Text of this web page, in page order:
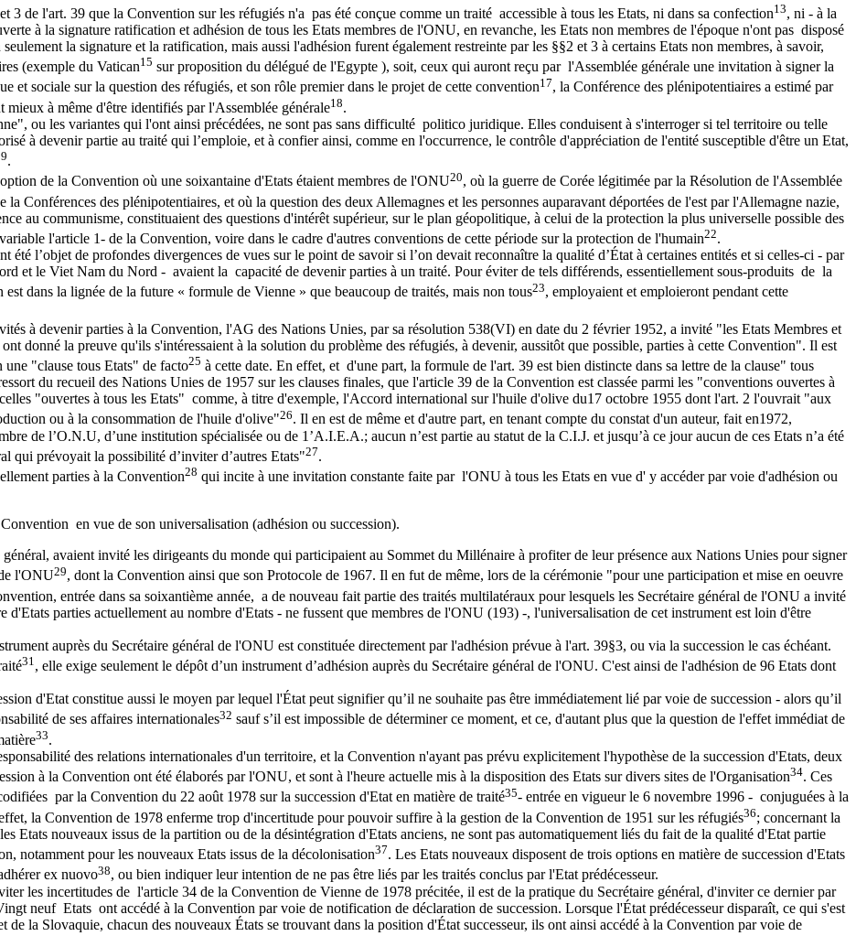
3 de l'art. 39 que la Convention sur les réfugiés n'a pas été conçue comme un traité accessible à tous les Etats, ni dans sa confection13, ni - à la
à la signature ratification et adhésion de tous les Etats membres de l'ONU, en revanche, les Etats non membres de l'époque n'ont pas disposé
la signature et la ratification, mais aussi l'adhésion furent également restreinte par les §§2 et 3 à certains Etats non membres, à savoir,
(exemple du Vatican15 sur proposition du délégué de l'Egypte ), soit, ceux qui auront reçu par l'Assemblée générale une invitation à signer la
et sociale sur la question des réfugiés, et son rôle premier dans le projet de cette convention17, la Conférence des plénipotentiaires a estimé par
à même d'être identifiés par l'Assemblée générale18.
ou les variantes qui l'ont ainsi précédées, ne sont pas sans difficulté politico juridique. Elles conduisent à s'interroger si tel territoire ou telle
à devenir partie au traité qui l’emploie, et à confier ainsi, comme en l'occurrence, le contrôle d'appréciation de l'entité susceptible d'être un Etat,
.
de la Convention où une soixantaine d'Etats étaient membres de l'ONU20, où la guerre de Corée légitimée par la Résolution de l'Assemblée
la Conférences des plénipotentiaires, et où la question des deux Allemagnes et les personnes auparavant déportées de l'est par l'Allemagne nazie,
au communisme, constituaient des questions d'intérêt supérieur, sur le plan géopolitique, à celui de la protection la plus universelle possible des
l'article 1- de la Convention, voire dans le cadre d'autres conventions de cette période sur la protection de l'humain22.
été l’objet de profondes divergences de vues sur le point de savoir si l’on devait reconnaître la qualité d’État à certaines entités et si celles-ci - par
et le Viet Nam du Nord - avaient la capacité de devenir parties à un traité. Pour éviter de tels différends, essentiellement sous-produits de la
dans la lignée de la future « formule de Vienne » que beaucoup de traités, mais non tous23, employaient et emploieront pendant cette
à devenir parties à la Convention, l'AG des Nations Unies, par sa résolution 538(VI) en date du 2 février 1952, a invité "les Etats Membres et
donné la preuve qu'ils s'intéressaient à la solution du problème des réfugiés, à devenir, aussitôt que possible, parties à cette Convention". Il est
"clause tous Etats" de facto25 à cette date. En effet, et d'une part, la formule de l'art. 39 est bien distincte dans sa lettre de la clause" tous
du recueil des Nations Unies de 1957 sur les clauses finales, que l'article 39 de la Convention est classée parmi les "conventions ouvertes à
"ouvertes à tous les Etats" comme, à titre d'exemple, l'Accord international sur l'huile d'olive du17 octobre 1955 dont l'art. 2 l'ouvrait "aux
ou à la consommation de l'huile d'olive"26. Il en est de même et d'autre part, en tenant compte du constat d'un auteur, fait en1972,
de l’O.N.U, d’une institution spécialisée ou de 1’A.I.E.A.; aucun n’est partie au statut de la C.I.J. et jusqu’à ce jour aucun de ces Etats n’a été
qui prévoyait la possibilité d’inviter d’autres Etats"27.
parties à la Convention28 qui incite à une invitation constante faite par l'ONU à tous les Etats en vue d' y accéder par voie d'adhésion ou
en vue de son universalisation (adhésion ou succession).
avaient invité les dirigeants du monde qui participaient au Sommet du Millénaire à profiter de leur présence aux Nations Unies pour signer
l'ONU29, dont la Convention ainsi que son Protocole de 1967. Il en fut de même, lors de la cérémonie "pour une participation et mise en oeuvre
entrée dans sa soixantième année, a de nouveau fait partie des traités multilatéraux pour lesquels les Secrétaire général de l'ONU a invité
parties actuellement au nombre d'Etats - ne fussent que membres de l'ONU (193) -, l'universalisation de cet instrument est loin d'être
auprès du Secrétaire général de l'ONU est constituée directement par l'adhésion prévue à l'art. 39§3, ou via la succession le cas échéant.
31 , elle exige seulement le dépôt d’un instrument d’adhésion auprès du Secrétaire général de l'ONU. C'est ainsi de l'adhésion de 96 Etats dont
d'Etat constitue aussi le moyen par lequel l'État peut signifier qu’il ne souhaite pas être immédiatement lié par voie de succession - alors qu’il
de ses affaires internationales32 sauf s’il est impossible de déterminer ce moment, et ce, d'autant plus que la question de l'effet immédiat de
33.
des relations internationales d'un territoire, et la Convention n'ayant pas prévu explicitement l'hypothèse de la succession d'Etats, deux
à la Convention ont été élaborés par l'ONU, et sont à l'heure actuelle mis à la disposition des Etats sur divers sites de l'Organisation34. Ces
par la Convention du 22 août 1978 sur la succession d'Etat en matière de traité35- entrée en vigueur le 6 novembre 1996 - conjuguées à la
la Convention de 1978 enferme trop d'incertitude pour pouvoir suffire à la gestion de la Convention de 1951 sur les réfugiés36; concernant la
Etats nouveaux issus de la partition ou de la désintégration d'Etats anciens, ne sont pas automatiquement liés du fait de la qualité d'Etat partie
notamment pour les nouveaux Etats issus de la décolonisation37. Les Etats nouveaux disposent de trois options en matière de succession d'Etats
ex nuovo38, ou bien indiquer leur intention de ne pas être liés par les traités conclus par l'Etat prédécesseur.
les incertitudes de l'article 34 de la Convention de Vienne de 1978 précitée, il est de la pratique du Secrétaire général, d'inviter ce dernier par
neuf Etats ont accédé à la Convention par voie de notification de déclaration de succession. Lorsque l'État prédécesseur disparaît, ce qui s'est
la Slovaquie, chacun des nouveaux États se trouvant dans la position d'État successeur, ils ont ainsi accédé à la Convention par voie de